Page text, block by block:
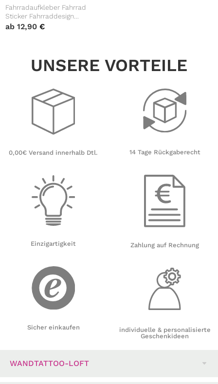
Fahrradaufkleber Fahrrad
Sticker Fahrraddesign
Kinderfahrrad Aufkleber Anker
ab12,90€
UNSERE VORTEILE
0,00€ Versand innerhalb Dtl.
Einzigartigkeit
Sicher einkaufen
14 Tage Rückgaberecht
Zahlung auf Rechnung
individuelle & personalisierte
Geschenkideen
WANDTATTOO-LOFT